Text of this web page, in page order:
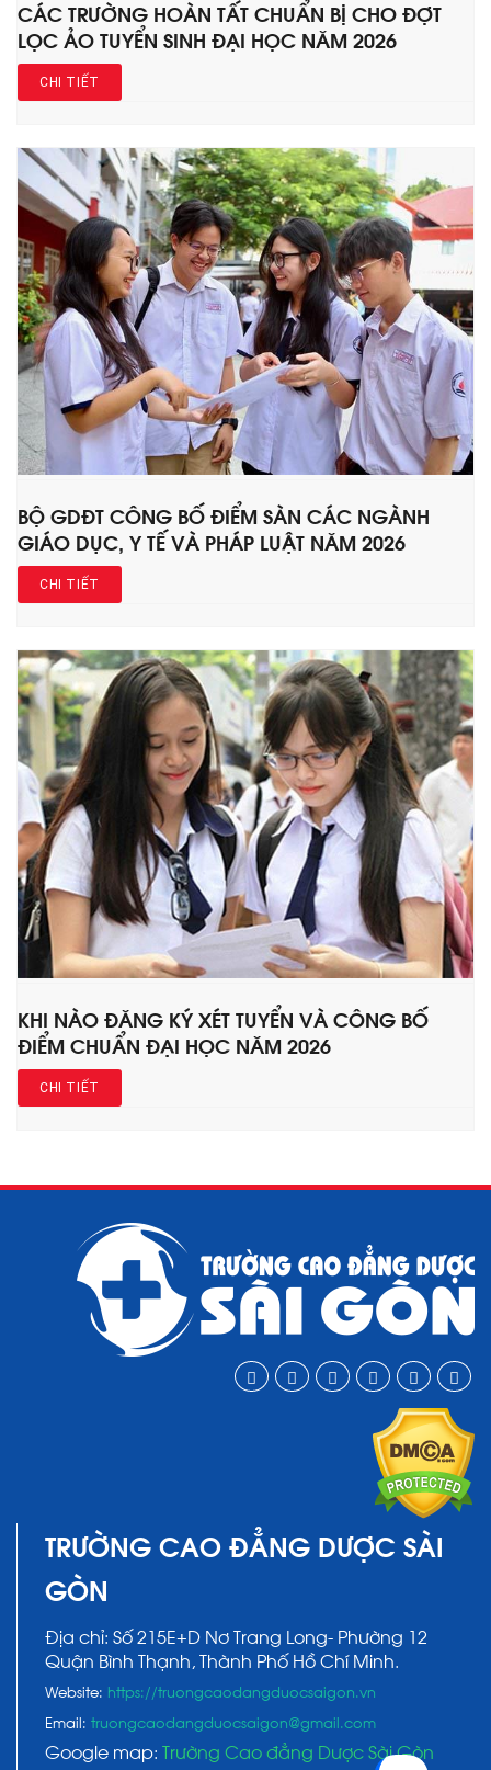
CÁC TRƯỜNG HOÀN TẤT CHUẨN BỊ CHO ĐỢT
LỌC ẢO TUYỂN SINH ĐẠI HỌC NĂM 2026
CHI TIẾT
BỘ GDĐT CÔNG BỐ ĐIỂM SÀN CÁC NGÀNH
GIÁO DỤC, Y TẾ VÀ PHÁP LUẬT NĂM 2026
CHI TIẾT
KHI NÀO ĐĂNG KÝ XÉT TUYỂN VÀ CÔNG BỐ
ĐIỂM CHUẨN ĐẠI HỌC NĂM 2026
CHI TIẾT
TRƯỜNG CAO ĐẲNG DƯỢC SÀI
GÒN
Địa chỉ: Số 215E+D Nơ Trang Long- Phường 12
Quận Bình Thạnh, Thành Phố Hồ Chí Minh.
Website: https://truongcaodangduocsaigon.vn
Email: truongcaodangduocsaigon@gmail.com
Google map: Trường Cao đẳng Dược Sài Gòn